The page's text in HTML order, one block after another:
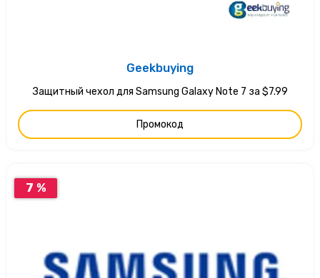
Geekbuying
Защитный чехол для Samsung Galaxy Note 7 за $7.99
Промокод
7 %